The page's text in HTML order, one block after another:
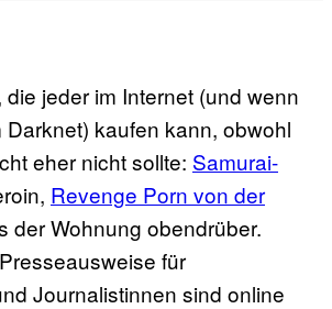
jeder im Internet (und wenn
Darknet) kaufen kann, obwohl
eher nicht sollte: Samurai-
Revenge Porn von der
der Wohnung obendrüber.
für
Journalistinnen sind online